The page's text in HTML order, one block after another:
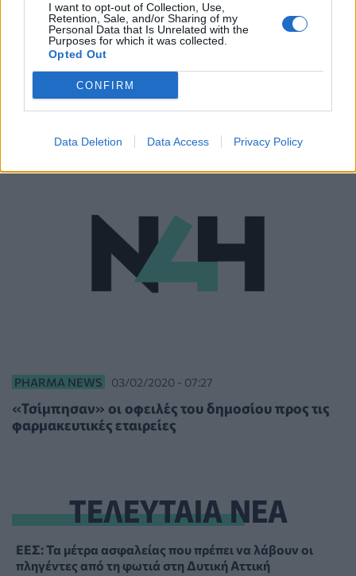
I want to opt-out of Collection, Use,
Retention, Sale, and/or Sharing of my
Personal Data that Is Unrelated with the
Purposes for which it was collected.
Opted Out
CONFIRM
Data Deletion Data Access Privacy Policy
PHARMA NEWS 22/05/2020 - 22:02
Αυξημένα τα χρέη προς τις Φαρμακευτικές
PHARMA NEWS 03/02/2020 - 07:27
«Τσίμπησαν» οι οφειλές του δημοσίου προς τις
φαρμακευτικές εταιρείες
ΤΕΛΕΥΤΑΙΑ ΝΕΑ
ΕΕΣ: Τα μέτρα ασφαλείας που πρέπει να λάβουν οι
πληγέντες από τη φωτιά στη Δυτική Αττική